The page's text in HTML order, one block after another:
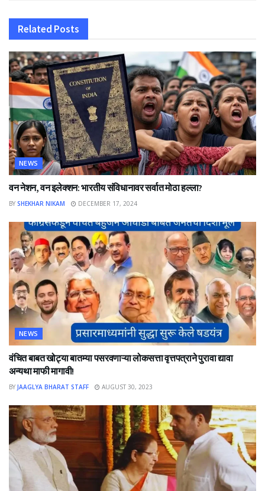
Related Posts
NEWS
वन नेशन, वन इलेक्शन: भारतीय संविधानावर सर्वात मोठा हल्ला?
BY SHEKHAR NIKAM DECEMBER 17, 2024
NEWS
वंचित बाबत खोट्या बातम्या पसरवणाऱ्या लोकसत्ता वृत्तपत्राने पुरावा द्यावा
अन्यथा माफी मागावी!
BY JAAGLYA BHARAT STAFF AUGUST 30, 2023